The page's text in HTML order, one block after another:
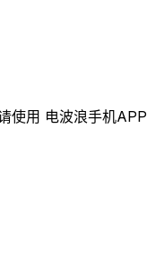
使用 电波浪手机APP